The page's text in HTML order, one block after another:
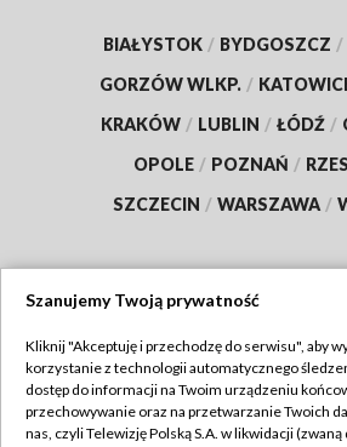
BIAŁYSTOK / BYDGOSZCZ /
GORZÓW WLKP. /
KRAKÓW / LUBLIN / ŁÓDŹ /
OPOLE / POZNAŃ /
SZCZECIN / WARSZAWA /
TVP
Abonament TVP
Regulamin TVP
Szanujemy Twoją prywatność
Kliknij "Akceptuję i przechodzę do serwisu", aby
korzystanie z technologii automatycznego
dostęp do informacji na Twoim urządzeniu
przechowywanie oraz na przetwarzanie Twoich
nas, czyli Telewizję Polską S.A. w likwidacji (zwaną